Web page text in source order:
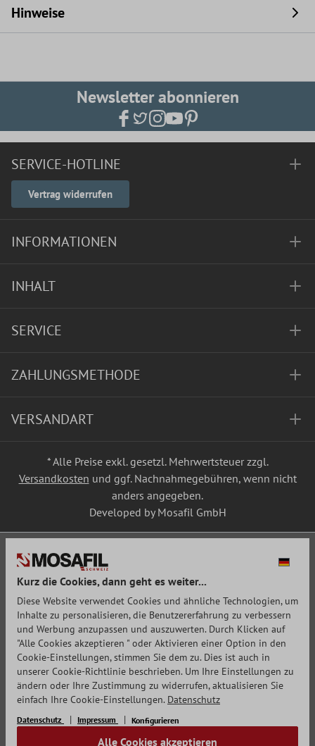
Hinweise
Newsletter abonnieren
SERVICE-HOTLINE
Vertrag widerrufen
INFORMATIONEN
INHALT
SERVICE
ZAHLUNGSMETHODE
VERSANDART
* Alle Preise exkl. gesetzl. Mehrwertsteuer zzgl.
Versandkosten und ggf. Nachnahmegebühren, wenn nicht
anders angegeben.
Developed by Mosafil GmbH
Kurz die Cookies, dann geht es weiter...
Diese Website verwendet Cookies und ähnliche Technologien, um
Inhalte zu personalisieren, die Benutzererfahrung zu verbessern
und Werbung anzupassen und auszuwerten. Durch Klicken auf
"Alle Cookies akzeptieren " oder Aktivieren einer Option in den
Cookie-Einstellungen, stimmen Sie dem zu. Dies ist auch in
unserer Cookie-Richtlinie beschrieben. Um Ihre Einstellungen zu
ändern oder Ihre Zustimmung zu widerrufen, aktualisieren Sie
einfach Ihre Cookie-Einstellungen. Datenschutz
Datenschutz Impressum Konfigurieren
Alle Cookies akzeptieren